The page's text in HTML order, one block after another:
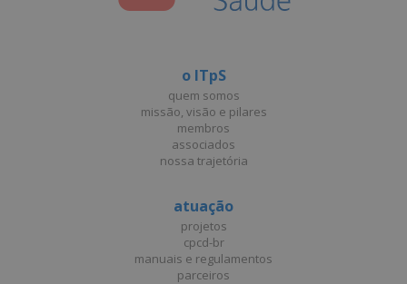
o ITpS
quem somos
missão, visão e pilares
membros
associados
nossa trajetória
atuação
projetos
cpcd-br
manuais e regulamentos
parceiros